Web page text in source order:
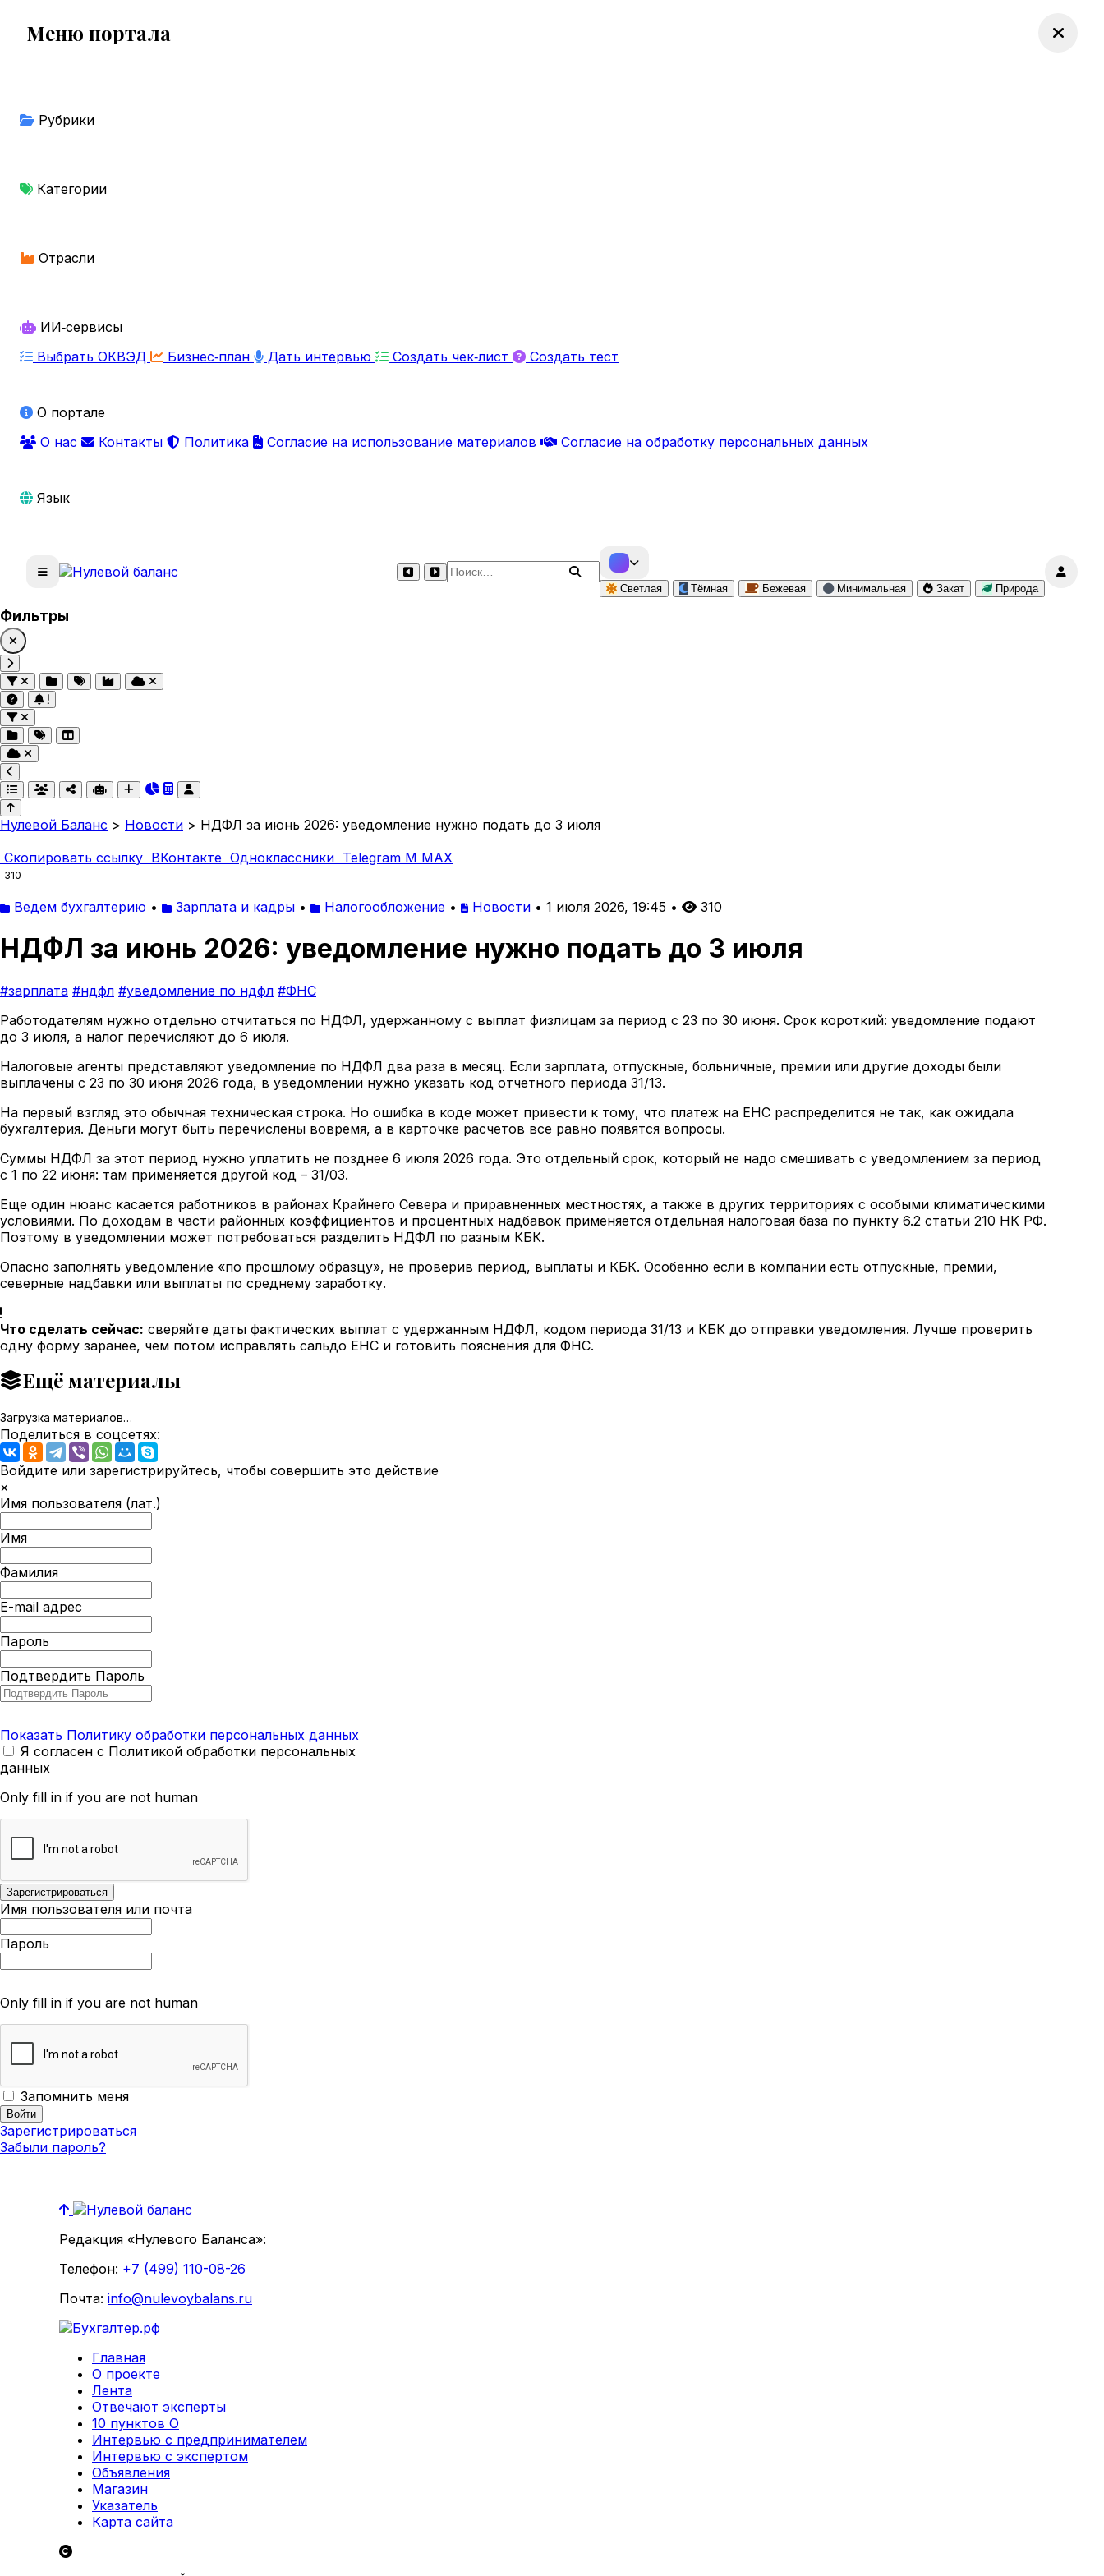
Меню портала
Рубрики
Категории
Отрасли
ИИ‑сервисы
Выбрать ОКВЭД
Бизнес‑план Дать интервью Создать чек‑лист Создать тест
О портале
О нас
Контакты Политика Согласие на использование материалов Согласие на обработку персональных данных
Язык
Поиск по сайту
Светлая Тёмная Бежевая Минимальная Закат Природа
Фильтры
Нулевой Баланс > Новости > НДФЛ за июнь 2026: уведомление нужно подать до 3 июля
Скопировать ссылку ВКонтакте Одноклассники Telegram M MAX
310
Ведем бухгалтерию • Зарплата и кадры • Налогообложение • Новости • 1 июля 2026, 19:45 • 310
НДФЛ за июнь 2026: уведомление нужно подать до 3 июля
#зарплата #ндфл #уведомление по ндфл #ФНС
Работодателям нужно отдельно отчитаться по НДФЛ, удержанному с выплат физлицам за период с 23 по 30 июня. Срок короткий: уведомление подают
до 3 июля, а налог перечисляют до 6 июля.
Налоговые агенты представляют уведомление по НДФЛ два раза в месяц. Если зарплата, отпускные, больничные, премии или другие доходы были
выплачены с 23 по 30 июня 2026 года, в уведомлении нужно указать код отчетного периода 31/13.
На первый взгляд это обычная техническая строка. Но ошибка в коде может привести к тому, что платеж на ЕНС распределится не так, как ожидала
бухгалтерия. Деньги могут быть перечислены вовремя, а в карточке расчетов все равно появятся вопросы.
Суммы НДФЛ за этот период нужно уплатить не позднее 6 июля 2026 года. Это отдельный срок, который не надо смешивать с уведомлением за период
с 1 по 22 июня: там применяется другой код – 31/03.
Еще один нюанс касается работников в районах Крайнего Севера и приравненных местностях, а также в других территориях с особыми климатическими
условиями. По доходам в части районных коэффициентов и процентных надбавок применяется отдельная налоговая база по пункту 6.2 статьи 210 НК РФ.
Поэтому в уведомлении может потребоваться разделить НДФЛ по разным КБК.
Опасно заполнять уведомление «по прошлому образцу», не проверив период, выплаты и КБК. Особенно если в компании есть отпускные, премии,
северные надбавки или выплаты по среднему заработку.
Что сделать сейчас: сверяйте даты фактических выплат с удержанным НДФЛ, кодом периода 31/13 и КБК до отправки уведомления. Лучше проверить
одну форму заранее, чем потом исправлять сальдо ЕНС и готовить пояснения для ФНС.
Ещё материалы
Загрузка материалов…
Поделиться в соцсетях:
Войдите или зарегистрируйтесь, чтобы совершить это действие
×
Имя пользователя (лат.)
Имя
Фамилия
E-mail адрес
Пароль
Подтвердить Пароль
Показать Политику обработки персональных данных
Я согласен с Политикой обработки персональных
данных
Only fill in if you are not human
Имя пользователя или почта
Пароль
Only fill in if you are not human
Запомнить меня
Зарегистрироваться
Забыли пароль?
Редакция «Нулевого Баланса»:
Телефон: +7 (499) 110-08-26
Почта: info@nulevoybalans.ru
Главная
О проекте
Лента
Отвечают эксперты
10 пунктов О
Интервью с предпринимателем
Интервью с экспертом
Объявления
Магазин
Указатель
Карта сайта